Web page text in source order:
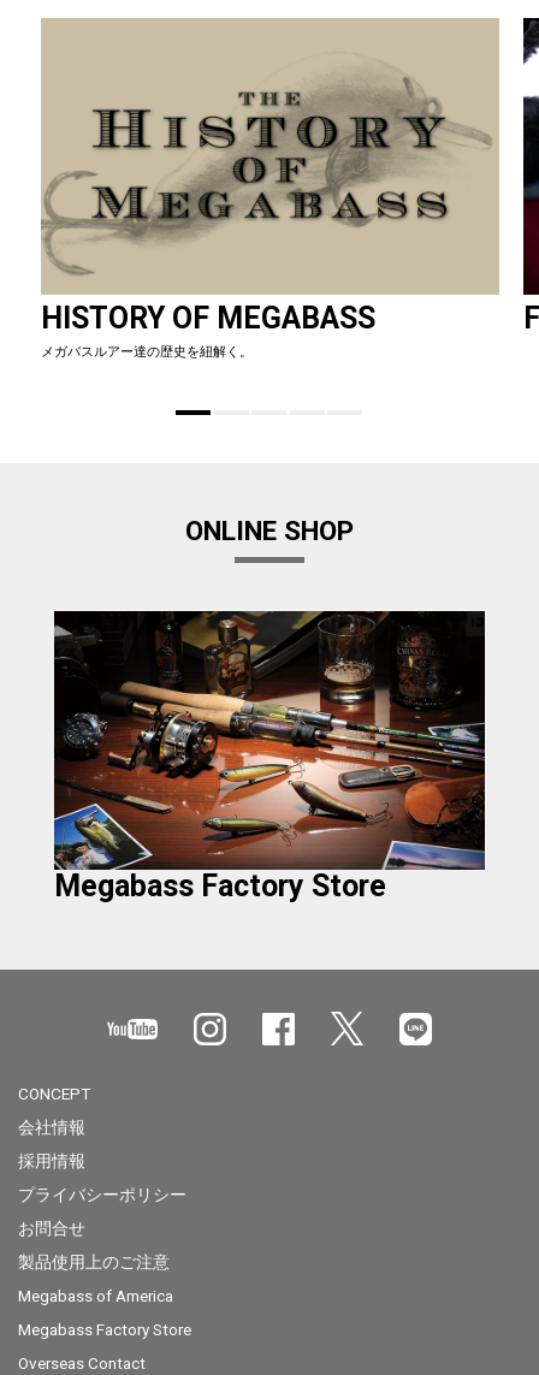
HISTORY OF MEGABASS
メガバスルアー達の歴史を紐解く。
ONLINE SHOP
Megabass Factory Store
CONCEPT
会社情報
採用情報
プライバシーポリシー
お問合せ
製品使用上のご注意
Megabass of America
Megabass Factory Store
Overseas Contact